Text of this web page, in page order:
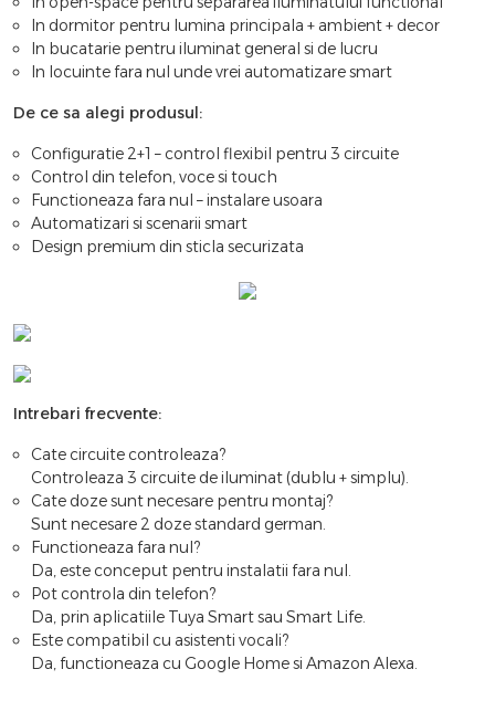
In dormitor pentru lumina principala + ambient + decor
In bucatarie pentru iluminat general si de lucru
In locuinte fara nul unde vrei automatizare smart
De ce sa alegi produsul:
Configuratie 2+1 – control flexibil pentru 3 circuite
Control din telefon, voce si touch
Functioneaza fara nul – instalare usoara
Automatizari si scenarii smart
Design premium din sticla securizata
Intrebari frecvente:
Cate circuite controleaza?
Controleaza 3 circuite de iluminat (dublu + simplu).
Cate doze sunt necesare pentru montaj?
Sunt necesare 2 doze standard german.
Functioneaza fara nul?
Da, este conceput pentru instalatii fara nul.
Pot controla din telefon?
Da, prin aplicatiile Tuya Smart sau Smart Life.
Este compatibil cu asistenti vocali?
Da, functioneaza cu Google Home si Amazon Alexa.